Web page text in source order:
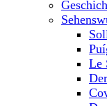
Le